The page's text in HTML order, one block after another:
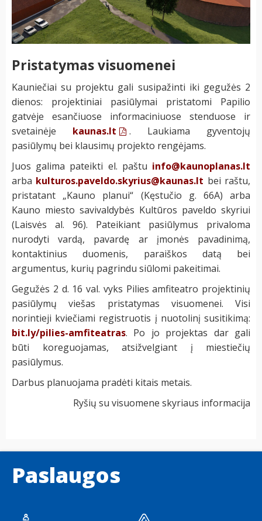
Pristatymas visuomenei
Kauniečiai su projektu gali susipažinti iki gegužės 2
dienos: projektiniai pasiūlymai pristatomi Papilio
gatvėje esančiuose informaciniuose stenduose ir
svetainėje kaunas.lt
. Laukiama gyventojų
pasiūlymų bei klausimų projekto rengėjams.
Juos galima pateikti el. paštu info@kaunoplanas.lt
arba kulturos.paveldo.skyrius@kaunas.lt bei raštu,
pristatant „Kauno planui“ (Kęstučio g. 66A) arba
Kauno miesto savivaldybės Kultūros paveldo skyriui
(Laisvės al. 96). Pateikiant pasiūlymus privaloma
nurodyti vardą, pavardę ar įmonės pavadinimą,
kontaktinius duomenis, paraiškos datą bei
argumentus, kurių pagrindu siūlomi pakeitimai.
Gegužės 2 d. 16 val. vyks Pilies amfiteatro projektinių
pasiūlymų viešas pristatymas visuomenei. Visi
norintieji kviečiami registruotis į nuotolinį susitikimą:
bit.ly/pilies-amfiteatras. Po jo projektas dar gali
būti koreguojamas, atsižvelgiant į miestiečių
pasiūlymus.
Darbus planuojama pradėti kitais metais.
Ryšių su visuomene skyriaus informacija
Paslaugos